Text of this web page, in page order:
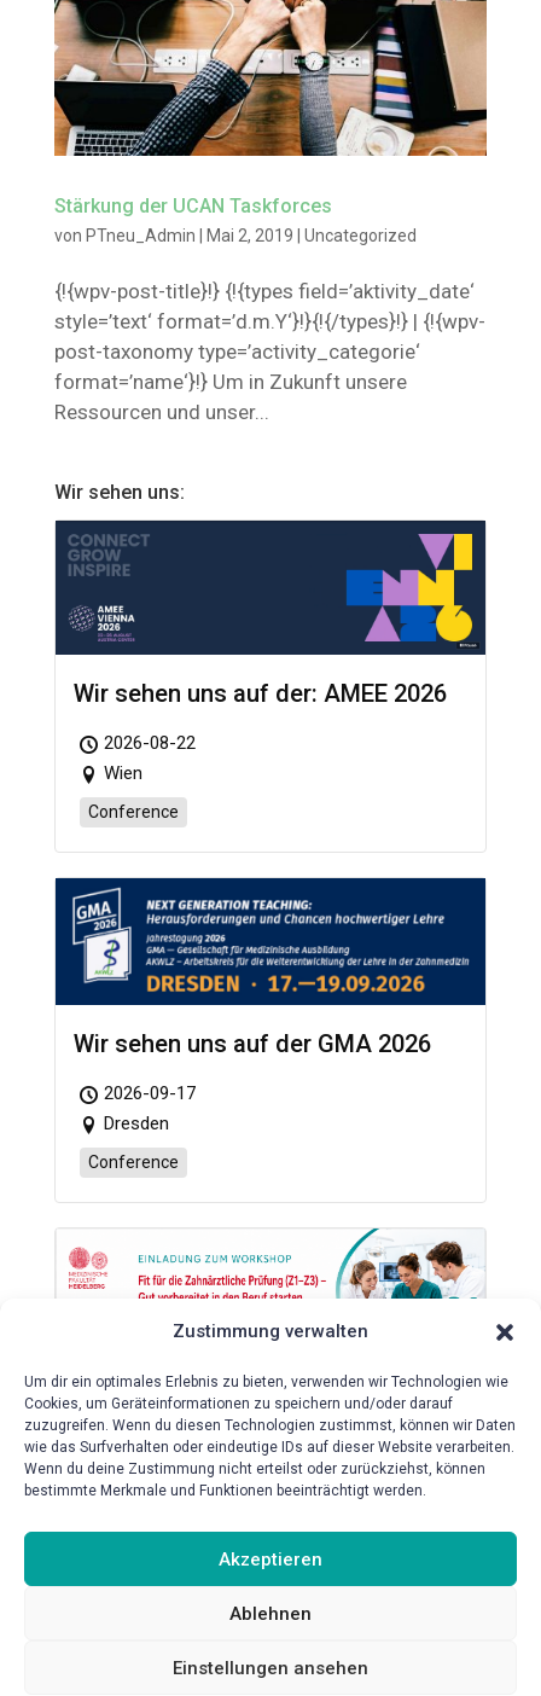
Zustimmung verwalten
Um dir ein optimales Erlebnis zu bieten, verwenden wir Technologien wie
Cookies, um Geräteinformationen zu speichern und/oder darauf
zuzugreifen. Wenn du diesen Technologien zustimmst, können wir Daten
wie das Surfverhalten oder eindeutige IDs auf dieser Website verarbeiten.
Wenn du deine Zustimmung nicht erteilst oder zurückziehst, können
bestimmte Merkmale und Funktionen beeinträchtigt werden.
Akzeptieren
Ablehnen
Einstellungen ansehen
Stärkung der UCAN Taskforces
von PTneu_Admin Mai 2, 2019 Uncategorized
{!{wpv-post-title}!} {!{types field=’aktivity_date‘
style=’text‘ format=’d.m.Y‘}!}{!{/types}!} | {!{wpv-
post-taxonomy type=’activity_categorie‘
format=’name‘}!} Um in Zukunft unsere
Ressourcen und unser...
Wir sehen uns:
Wir sehen uns auf der: AMEE 2026
2026-08-22
Wien
Conference
Wir sehen uns auf der GMA 2026
2026-09-17
Dresden
Conference
Workshop „Fit für die Zahnärztliche
Prüfung (Z1-Z3) – Gut vorbereitet
in den Beruf starten“
2026-10-08
Mund-, Zahn- und Kieferklinik HeiCuDent